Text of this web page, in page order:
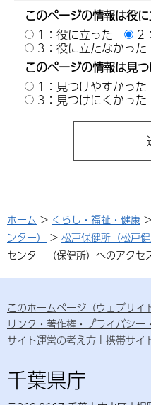
このページの情報は役
1：役に立った
2
3：役に立たなかった
このページの情報は見
1：見つけやすかった
3：見つけにくかった
ホーム > くらし・福祉・健康 >
ンター）
> 松戸保健所（松戸健
センター（保健所）へのアクセ
このホームページ（ウェブサイ
リンク・著作権・プライバシー
サイト運営の考え方
携帯サイ
千葉県庁